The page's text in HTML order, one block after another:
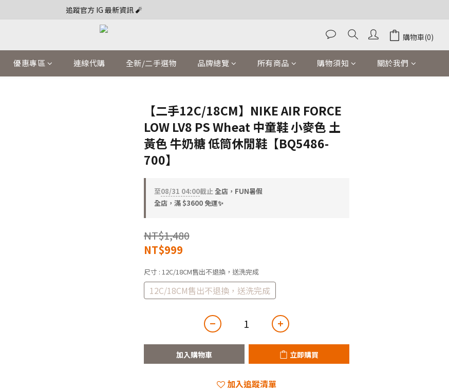
追蹤官方 IG 最新資訊 🧨
購物車(0)
優惠專區 連線代購 全新/二手選物 品牌總覽 所有商品 購物須知 關於我們
【二手12C/18CM】NIKE AIR FORCE
LOW LV8 PS Wheat 中童鞋 小麥色 土
黃色 牛奶糖 低筒休閒鞋【BQ5486-
700】
至08/31 04:00截止全店，FUN暑假
全店，滿 $3600 免運✨
NT$1,480
NT$999
尺寸 : 12C/18CM售出不退換，送洗完成
12C/18CM售出不退換，送洗完成
加入購物車 立即購買
加入追蹤清單